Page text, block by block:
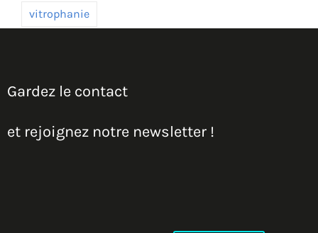
vitrophanie
Gardez le contact
et rejoignez notre newsletter !